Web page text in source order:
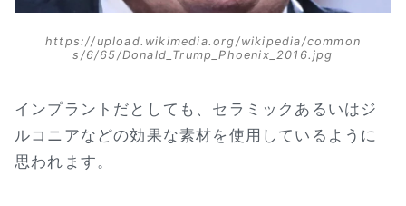
https://upload.wikimedia.org/wikipedia/common
s/6/65/Donald_Trump_Phoenix_2016.jpg
インプラントだとしても、セラミックあるいはジ
ルコニアなどの効果な素材を使用しているように
思われます。